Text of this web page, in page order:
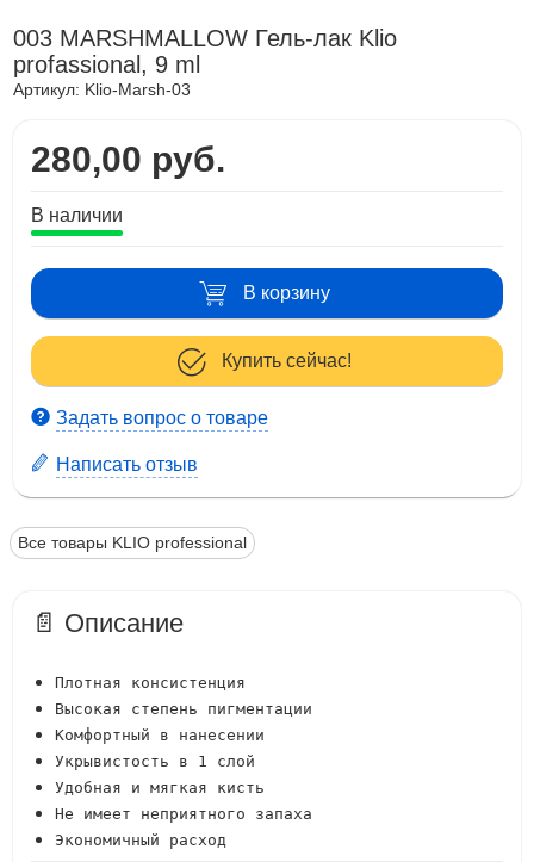
003 MARSHMALLOW Гель-лак Klio
profassional, 9 ml
Артикул: Klio-Marsh-03
280,00 руб.
В наличии
В корзину
Купить сейчас!
Задать вопрос о товаре
Написать отзыв
Все товары KLIO professional
📄 Описание
Плотная консистенция
Высокая степень пигментации
Комфортный в нанесении
Укрывистость в 1 слой
Удобная и мягкая кисть
Не имеет неприятного запаха
Экономичный расход